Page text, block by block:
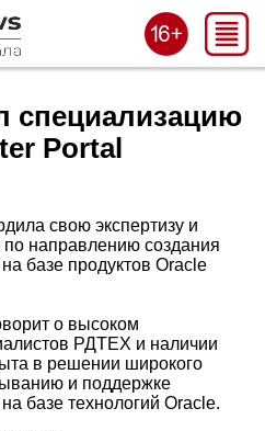
специализацию
Portal
свою экспертизу и
направлению создания
базе продуктов Oracle
о высоком
РДТЕХ и наличии
в решении широкого
и поддержке
базе технологий Oracle.